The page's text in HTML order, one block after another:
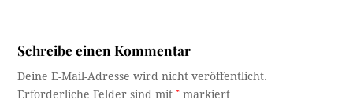
Schreibe einen Kommentar
Deine E-Mail-Adresse wird nicht veröffentlicht.
Erforderliche Felder sind mit* markiert